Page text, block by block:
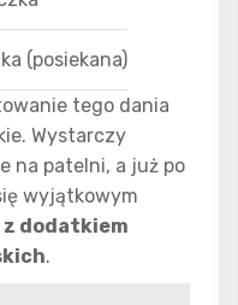
(posiekana)
tego dania
Wystarczy
na patelni, a już po
wyjątkowym
dodatkiem
.